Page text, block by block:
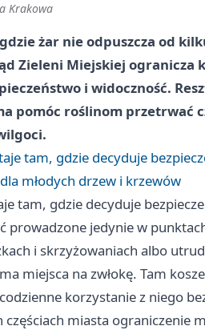
Krakowa
żar nie odpuszcza od
Zieleni Miejskiej ogranicza
i widoczność.
pomóc roślinom przetrwać
tam, gdzie decyduje
młodych drzew i krzewów
tam, gdzie decyduje
prowadzone jedynie w
i skrzyżowaniach albo
miejsca na zwłokę. Tam
korzystanie z niego
częściach miasta ograniczenie